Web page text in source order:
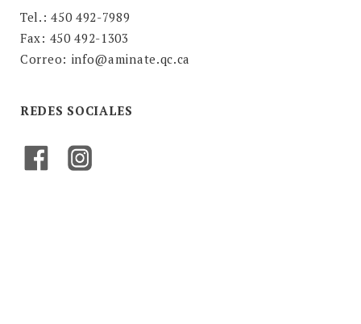
Tel.: 450 492-7989
Fax: 450 492-1303
Correo: info@aminate.qc.ca
REDES SOCIALES